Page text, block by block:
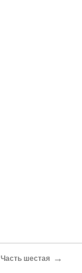
Часть шестая →